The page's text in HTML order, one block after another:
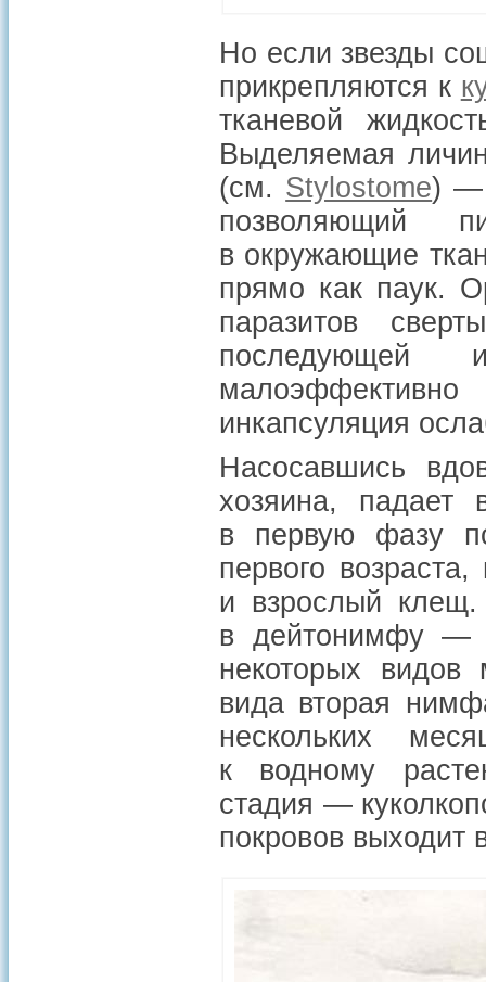
Но если звезды
прикрепляются к
тканевой
Выделяемая
(см. Stylostome) —
позволяющий
в окружающие
прямо как паук.
паразитов
последующей
инкапсуляция
Насосавшись
хозяина, падает
в первую фазу
первого
и взрослый
в дейтонимфу —
некоторых видов
вида вторая
нескольких
к водному
стадия —
покровов выходит